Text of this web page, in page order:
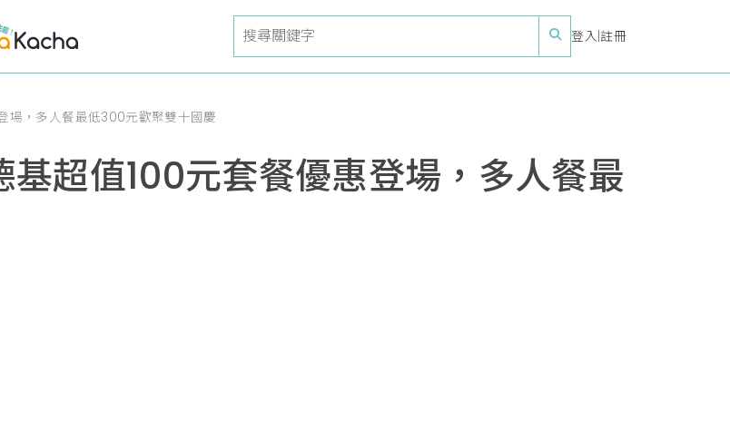
登入 註冊
場，多人餐最低300元歡聚雙十國慶
超值100元套餐優惠登場，多人餐最